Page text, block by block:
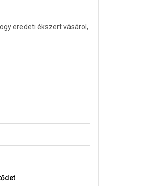
eredeti ékszert vásárol,